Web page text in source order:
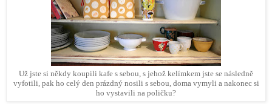
Už jste si někdy koupili kafe s sebou, s jehož kelímkem jste se následně
vyfotili, pak ho celý den prázdný nosili s sebou, doma vymyli a nakonec si
ho vystavili na poličku?